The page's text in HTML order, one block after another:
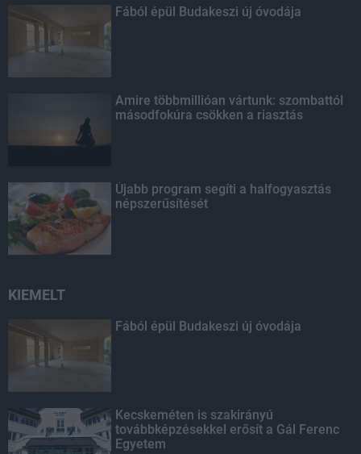
Fából épül Budakeszi új óvodája
Amire többmillióan vártunk: szombattól
másodfokúra csökken a riasztás
Újabb program segíti a halfogyasztás
népszerűsítését
KIEMELT
Fából épül Budakeszi új óvodája
Kecskeméten is szakirányú
továbbképzésekkel erősít a Gál Ferenc
Egyetem